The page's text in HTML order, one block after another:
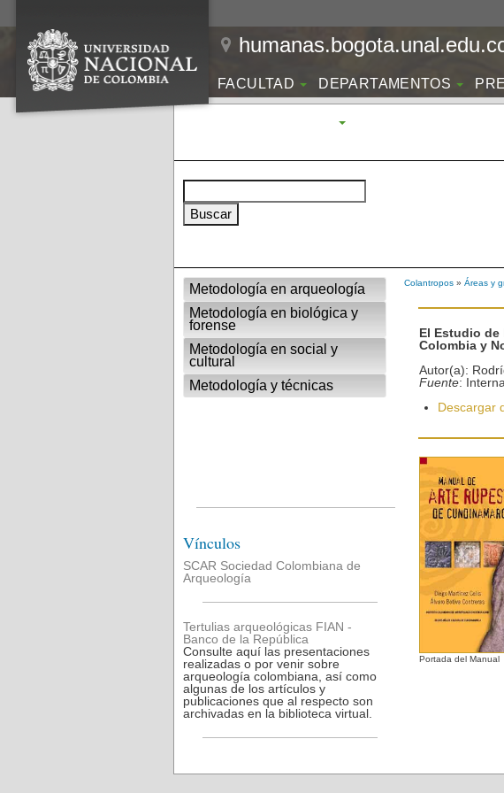
FACULTAD DEPARTAMENTOS
Metodología en arqueología
Metodología en biológica y
forense
Metodología en social y
cultural
Metodología y técnicas
Vínculos
SCAR Sociedad Colombiana de
Arqueología
Tertulias arqueológicas FIAN -
Banco de la República
Consulte aquí las presentaciones
realizadas o por venir sobre
arqueología colombiana, así como
algunas de los artículos y
publicaciones que al respecto son
archivadas en la biblioteca virtual.
Colantropos » Áreas y
El Estudio
Colombia y
Autor(a):
Fuente:
Descargar
Portada del Manual